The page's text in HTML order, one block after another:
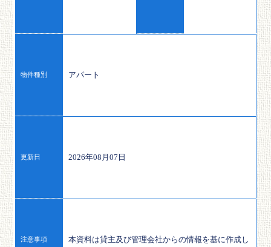
物件種別 アパート
更新日 2026年08月07日
注意事項
本資料は貸主及び管理会社からの情報を基に作成し